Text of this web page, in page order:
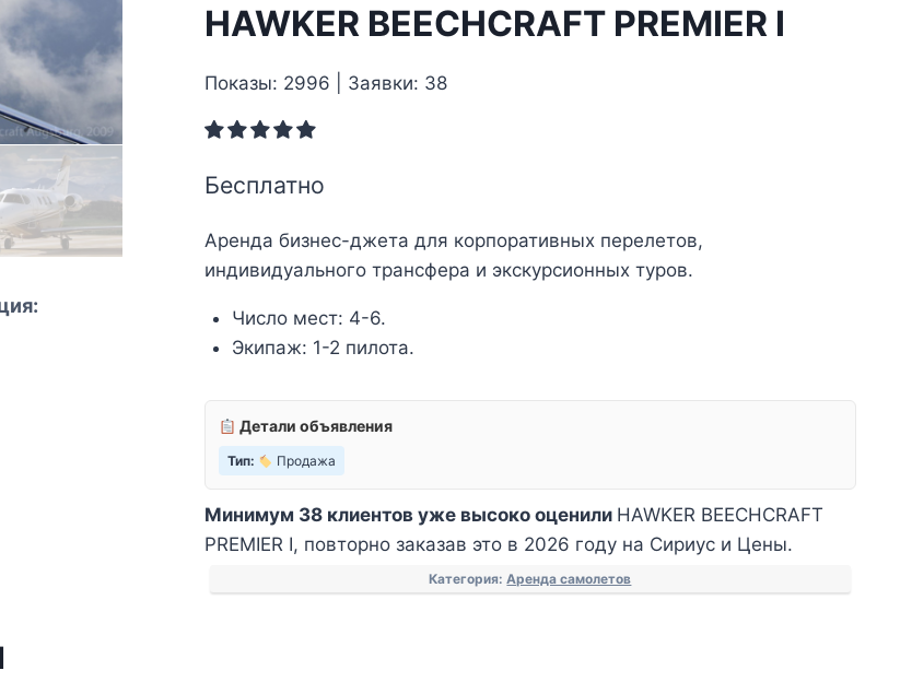
HAWKER BEECHCRAFT PREMIER I
Показы: 2996 | Заявки: 38
Бесплатно
Аренда бизнес-джета для корпоративных перелетов,
индивидуального трансфера и экскурсионных туров.
Число мест: 4-6.
Экипаж: 1-2 пилота.
Детали объявления
Тип: Продажа
Минимум 38 клиентов уже высоко оценили HAWKER BEECHCRAFT
PREMIER I, повторно заказав это в 2026 году на Сириус и Цены.
Категория:Аренда самолетов